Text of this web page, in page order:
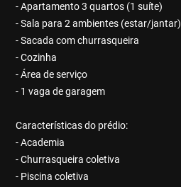
- Apartamento 3 quartos (1 suíte)
- Sala para 2 ambientes (estar/jantar)
- Sacada com churrasqueira
- Cozinha
- Área de serviço
- 1 vaga de garagem
Características do prédio:
- Academia
- Churrasqueira coletiva
- Piscina coletiva